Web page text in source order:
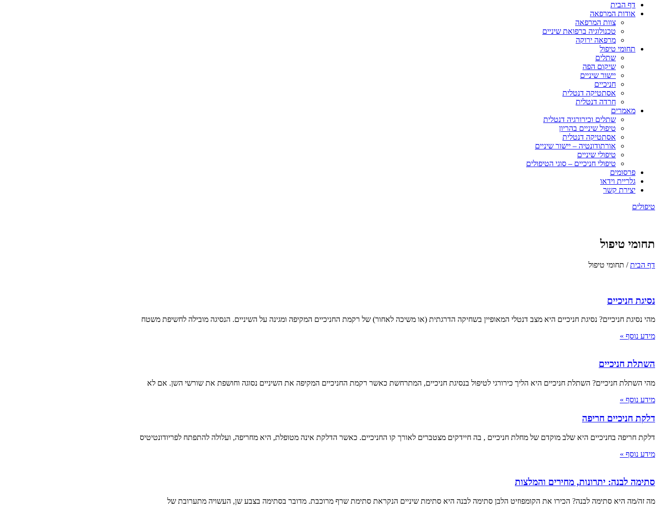
דף הבית
אודות המרפאה
צוות המרפאה
טכנולוגיה ברפואת שיניים
מרפאה ירוקה
תחומי טיפול
שתלים
שיקום הפה
יישור שיניים
חניכיים
אסתטיקה דנטלית
חרדה דנטלית
מאמרים
שתלים וכירורגיה דנטלית
טיפול שיניים בהריון
אסתטיקה דנטלית
אורתודונטיה – יישור שיניים
טיפולי שיניים
טיפולי חניכיים – סוגי הטיפולים
פרסומים
גלריית וידאו
יצירת קשר
טיפולים
תחומי טיפול
דף הבית/ תחומי טיפול
נסיגת חניכיים
מהי נסיגת חניכיים? נסיגת חניכיים היא מצב דנטלי המאופיין בשחיקה הדרגתית (או משיכה לאחור) של רקמת החניכיים המקיפה ומגינה על השיניים. הנסיגה מובילה לחשיפת משטח
מידע נוסף »
השתלת חניכיים
מהי השתלת חניכיים? השתלת חניכיים היא הליך כירורגי לטיפול בנסיגת חניכיים, המתרחשת כאשר רקמת החניכיים המקיפה את השיניים נסוגה וחושפת את שורשי השן. אם לא
מידע נוסף »
דלקת חניכיים חריפה
דלקת חריפה בחניכיים היא שלב מוקדם של מחלת חניכיים , בה חיידקים מצטברים לאורך קו החניכיים. כאשר הדלקת אינה מטופלת, היא מחריפה, ועלולה להתפתח לפריודונטיטיס
מידע נוסף »
סתימה לבנה: יתרונות, מחירים והמלצות
מה זה/מה היא סתימה לבנה? הכירו את הקומפוזיט הלבן סתימה לבנה היא סתימת שיניים הנקראת סתימת שרף מרוכבת. מדובר בסתימה בצבע שן, העשויה מתערובת של